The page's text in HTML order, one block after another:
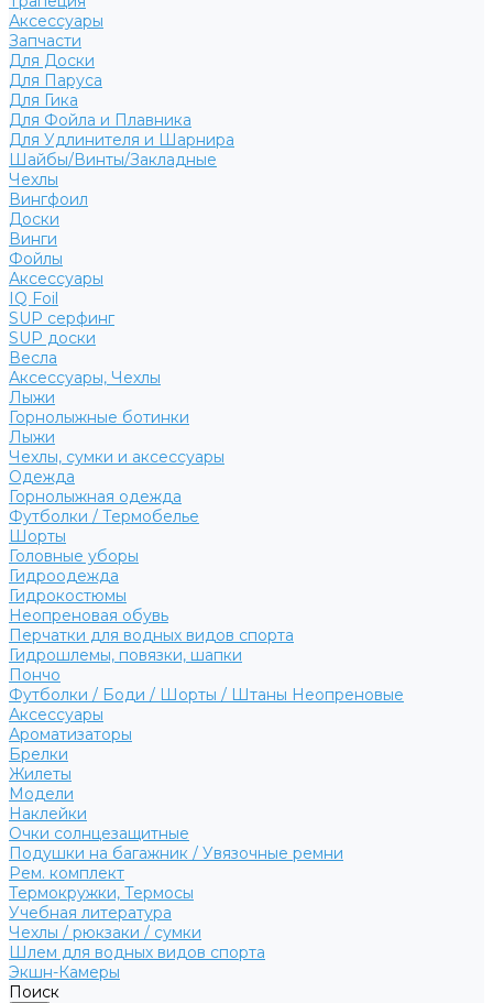
Аксессуары
Запчасти
Для Доски
Для Паруса
Для Гика
Для Фойла и Плавника
Для Удлинителя и Шарнира
Шайбы/Винты/Закладные
Чехлы
Вингфоил
Доски
Винги
Фойлы
Аксессуары
IQ Foil
SUP серфинг
SUP доски
Весла
Аксессуары, Чехлы
Лыжи
Горнолыжные ботинки
Лыжи
Чехлы, сумки и аксессуары
Одежда
Горнолыжная одежда
Футболки / Термобелье
Шорты
Головные уборы
Гидроодежда
Гидрокостюмы
Неопреновая обувь
Перчатки для водных видов спорта
Гидрошлемы, повязки, шапки
Пончо
Футболки / Боди / Шорты / Штаны Неопреновые
Аксессуары
Ароматизаторы
Брелки
Жилеты
Модели
Наклейки
Очки солнцезащитные
Подушки на багажник / Увязочные ремни
Рем. комплект
Термокружки, Термосы
Учебная литература
Чехлы / рюкзаки / сумки
Шлем для водных видов спорта
Экшн-Камеры
Поиск